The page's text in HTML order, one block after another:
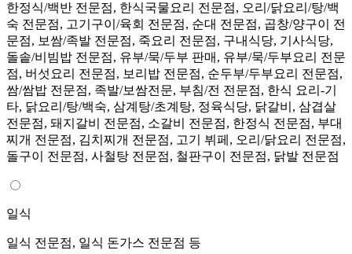
한정식/백반 전문점, 한식국물요리 전문점, 오리/닭요리/탕/백
숙 전문점, 고기구이/육회 전문점, 순대 전문점, 곱창/양구이 전
문점, 보쌈/족발 전문점, 죽요리 전문점, 구내식당, 기사식당,
돌솥/비빔밥 전문점, 유부/묵/두부 판매, 유부/묵/두부요리 전문
점, 버섯요리 전문점, 보리밥 전문점, 순두부/두부요리 전문점,
쌈/쌈밥 전문점, 족발/보쌈전문, 부침/전 전문점, 한식 요리-기
타, 닭요리/탕/백숙, 삼계탕/초계탕, 정육식당, 닭갈비, 삼겹살
전문점, 돼지갈비 전문점, 소갈비 전문점, 한정식 전문점, 부대
찌개 전문점, 김치찌개 전문점, 고기 뷔페, 오리/닭요리 전문점,
돌구이 전문점, 사철탕 전문점, 철판구이 전문점, 닭발 전문점
일식
일식 전문점, 일식 돈가스 전문점 등